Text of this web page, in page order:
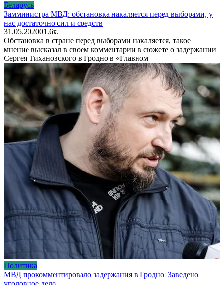
Беларусь
Замминистра МВД: обстановка накаляется перед выборами, у
нас достаточно сил и средств
31.05.202001.6к.
Обстановка в стране перед выборами накаляется, такое
мнение высказал в своем комментарии в сюжете о задержании
Сергея Тихановского в Гродно в «Главном
Политика
МВД прокомментировало задержания в Гродно: Заведено
уголовное дело